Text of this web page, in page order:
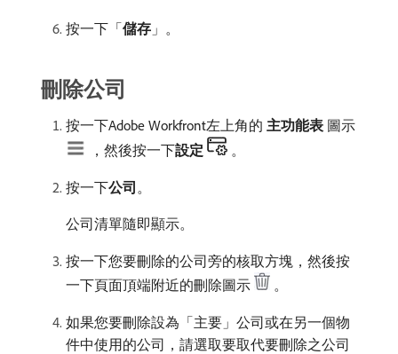
按一下「儲存 」。
刪除公司
按一下Adobe Workfront左上角的​ 主功能表 ​圖示
，然後按一下​設定 。
按一下​公司 。
公司清單隨即顯示。
按一下您要刪除的公司旁的核取方塊，然後按
一下頁面頂端附近的刪除圖示
。
如果您要刪除設為「主要」公司或在另一個物
件中使用的公司，請選取要取代要刪除之公司